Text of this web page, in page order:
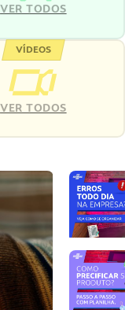
VER TODOS
VÍDEOS
VER TODOS